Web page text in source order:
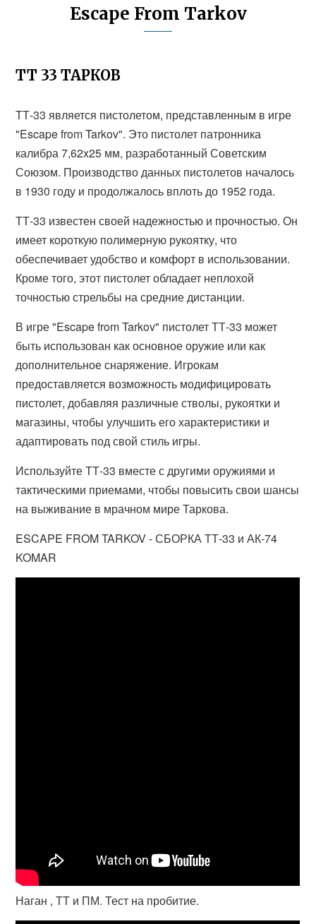
Escape From Tarkov
ТТ 33 ТАРКОВ
ТТ-33 является пистолетом, представленным в игре
"Escape from Tarkov". Это пистолет патронника
калибра 7,62x25 мм, разработанный Советским
Союзом. Производство данных пистолетов началось
в 1930 году и продолжалось вплоть до 1952 года.
ТТ-33 известен своей надежностью и прочностью. Он
имеет короткую полимерную рукоятку, что
обеспечивает удобство и комфорт в использовании.
Кроме того, этот пистолет обладает неплохой
точностью стрельбы на средние дистанции.
В игре "Escape from Tarkov" пистолет ТТ-33 может
быть использован как основное оружие или как
дополнительное снаряжение. Игрокам
предоставляется возможность модифицировать
пистолет, добавляя различные стволы, рукоятки и
магазины, чтобы улучшить его характеристики и
адаптировать под свой стиль игры.
Используйте ТТ-33 вместе с другими оружиями и
тактическими приемами, чтобы повысить свои шансы
на выживание в мрачном мире Таркова.
ESCAPE FROM TARKOV - СБОРКА ТТ-33 и АК-74
KOMAR
Наган , ТТ и ПМ. Тест на пробитие.